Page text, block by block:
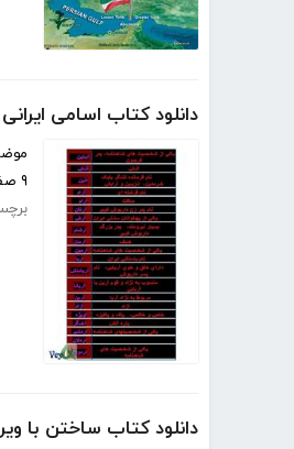
دانلود کتاب اسامی
۹ صفحه
دانلود کتاب ساختن با